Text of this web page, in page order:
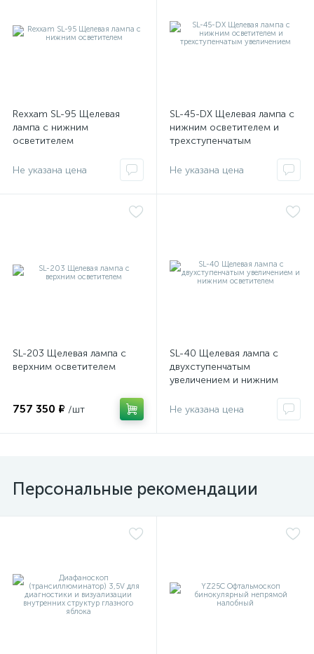
Rexxam SL-95 Щелевая
лампа с нижним
осветителем
Не указана цена
SL-45-DX Щелевая лампа с
нижним осветителем и
трехступенчатым
Не указана цена
SL-203 Щелевая лампа с
верхним осветителем
757 350 ₽ /шт
SL-40 Щелевая лампа с
двухступенчатым
увеличением и нижним
Не указана цена
Персональные рекомендации